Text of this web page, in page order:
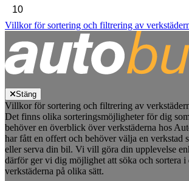
Villkor för sortering och filtrering av
Stäng
Villkor för sortering och filtrering av
Det finns olika sorteringsmöjligheter för dig
behöver en överblick över verkstäderna hos
har fått en offert och behöver välja en verkstad
eller serva din bil. Vi vill göra din upplevelse
därför ger vi dig möjlighet att söka och sortera i
verkstäderna på olika sätt.